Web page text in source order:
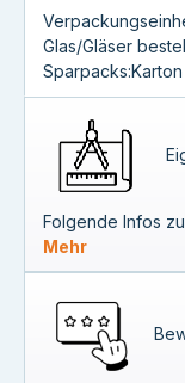
Glas/Gläser
Folgende Infos
Mehr